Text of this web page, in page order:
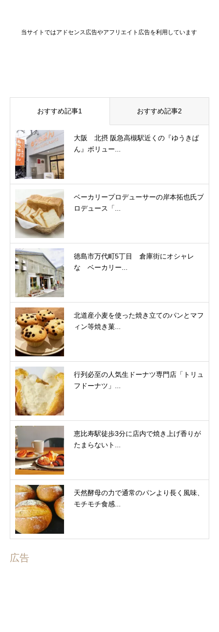
当サイトではアドセンス広告やアフリエイト広告を利用しています
おすすめ記事1 おすすめ記事2
大阪 北摂 阪急高槻駅近くの『ゆうきぱ
ん』ボリュー...
ベーカリープロデューサーの岸本拓也氏プ
ロデュース「...
徳島市万代町5丁目 倉庫街にオシャレ
な ベーカリー...
北道産小麦を使った焼き立てのパンとマフ
ィン等焼き菓...
行列必至の人気生ドーナツ専門店「トリュ
フドーナツ」...
恵比寿駅徒歩3分に店内で焼き上げ香りが
たまらないト...
天然酵母の力で通常のパンより長く風味、
モチモチ食感...
広告